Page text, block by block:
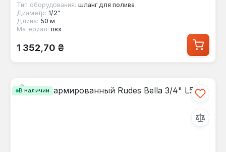
Тип оборудования: шланг для полива
Диаметр: 1/2"
Длина: 50 м
Материал: пвх
Обычная цена:
1 352,70 ₴
В наличии